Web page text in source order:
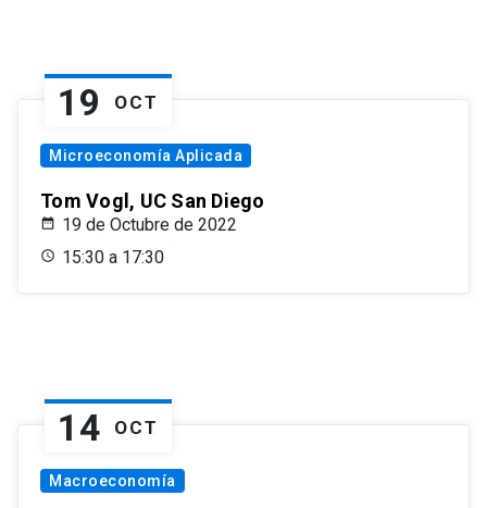
19 OCT
Microeconomía Aplicada
Tom Vogl, UC San Diego
19 de Octubre de 2022
15:30 a 17:30
14 OCT
Macroeconomía